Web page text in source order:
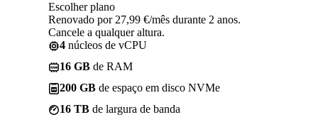
Escolher plano
Renovado por 27,99 €/mês durante 2 anos.
Cancele a qualquer altura.
4 núcleos de vCPU
16 GB de RAM
200 GB de espaço em disco NVMe
16 TB de largura de banda